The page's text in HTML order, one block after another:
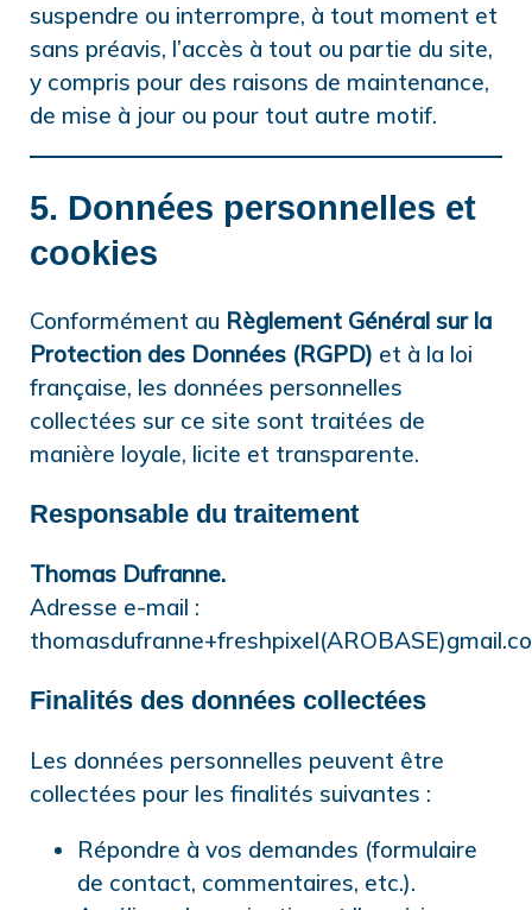
suspendre ou interrompre, à tout moment et
sans préavis, l’accès à tout ou partie du site,
y compris pour des raisons de maintenance,
de mise à jour ou pour tout autre motif.
5. Données personnelles et
cookies
Conformément au Règlement Général sur la
Protection des Données (RGPD) et à la loi
française, les données personnelles
collectées sur ce site sont traitées de
manière loyale, licite et transparente.
Responsable du traitement
Thomas Dufranne.
Adresse e-mail :
Finalités des données collectées
Les données personnelles peuvent être
collectées pour les finalités suivantes :
Répondre à vos demandes (formulaire
de contact, commentaires, etc.).